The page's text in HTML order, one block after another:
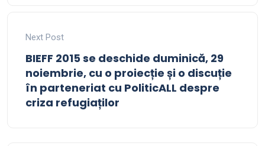
Next Post
BIEFF 2015 se deschide duminică, 29
noiembrie, cu o proiecție și o discuție
în parteneriat cu PoliticALL despre
criza refugiaților